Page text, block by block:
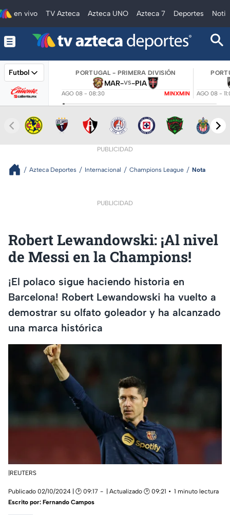
en vivo TV Azteca Azteca UNO Azteca 7 Deportes
Futbol PORTUGAL - PRIMERA DIVISIÓN
MAR-VS-PIA
AGO 08 - 08:30 MINXMIN AGO 08 -
PUBLICIDAD
Azteca Deportes Internacional Champions League Nota
PUBLICIDAD
Robert Lewandowski: ¡Al nivel
de Messi en la Champions!
¡El polaco sigue haciendo historia en
Barcelona! Robert Lewandowski ha vuelto a
demostrar su olfato goleador y ha alcanzado
una marca histórica
|REUTERS
Publicado 02/10/2024 | 🕑 09:17 | Actualizado 🕑 09:21
1 minuto lectura
Escrito por: Fernando Campos